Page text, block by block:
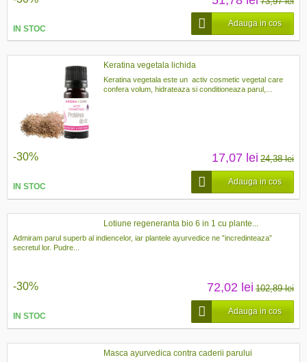
IN STOC
Adauga in cos
Keratina vegetala lichida
Keratina vegetala este un activ cosmetic vegetal care
confera volum, hidrateaza si conditioneaza parul,...
-30% 17,07 lei 24,38 lei
IN STOC
Adauga in cos
Lotiune regeneranta bio 6 in 1 cu plante...
Admiram parul superb al indiencelor, iar plantele ayurvedice ne ”incredinteaza”
secretul lor. Pudre...
-30% 72,02 lei 102,89 lei
IN STOC
Adauga in cos
Masca ayurvedica contra caderii parului